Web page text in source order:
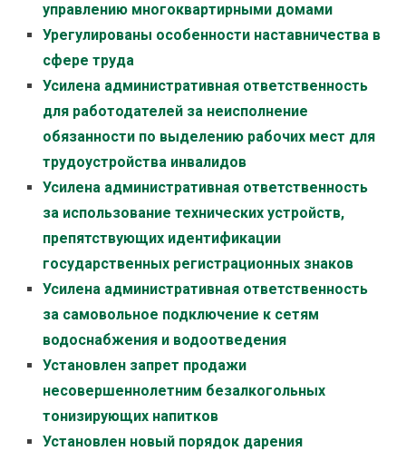
управлению многоквартирными домами
Урегулированы особенности наставничества в
сфере труда
Усилена административная ответственность
для работодателей за неисполнение
обязанности по выделению рабочих мест для
трудоустройства инвалидов
Усилена административная ответственность
за использование технических устройств,
препятствующих идентификации
государственных регистрационных знаков
Усилена административная ответственность
за самовольное подключение к сетям
водоснабжения и водоотведения
Установлен запрет продажи
несовершеннолетним безалкогольных
тонизирующих напитков
Установлен новый порядок дарения